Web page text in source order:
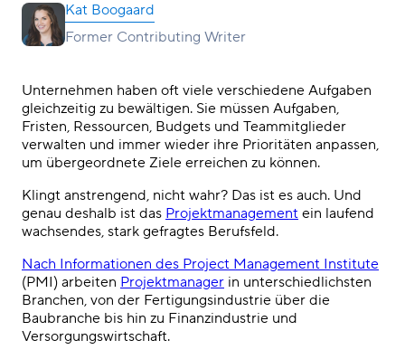
Kat Boogaard
Former Contributing Writer
Unternehmen haben oft viele verschiedene Aufgaben
gleichzeitig zu bewältigen. Sie müssen Aufgaben,
Fristen, Ressourcen, Budgets und Teammitglieder
verwalten und immer wieder ihre Prioritäten anpassen,
um übergeordnete Ziele erreichen zu können.
Klingt anstrengend, nicht wahr? Das ist es auch. Und
genau deshalb ist das Projektmanagement ein laufend
wachsendes, stark gefragtes Berufsfeld.
Nach Informationen des Project Management Institute
(PMI) arbeiten Projektmanager in unterschiedlichsten
Branchen, von der Fertigungsindustrie über die
Baubranche bis hin zu Finanzindustrie und
Versorgungswirtschaft.